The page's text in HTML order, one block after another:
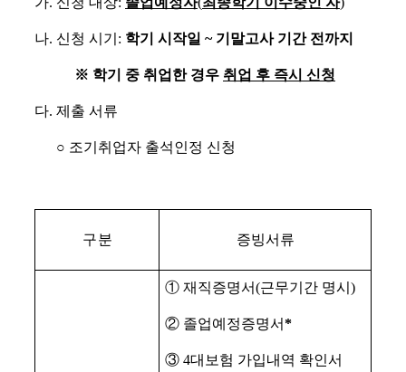
나. 신청 시기 : 학기 시작일 ~ 기말고사 기간 전까지
※ 학기 중 취업한 경우 취업 후 즉시 신청
다. 제출 서류
○ 조기취업자 출석인정 신청
구 분 증빙서류
① 재직증명서(근무기간 명시 )
② 졸업예정증명서*
③ 4대보험 가입내역 확인서